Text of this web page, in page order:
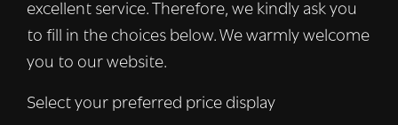
excellent service. Therefore, we kindly ask you
to fill in the choices below. We warmly welcome
you to our website.
Select your preferred price display
met onze advertentie- en analysepartners,
die deze kunnen combineren met andere
informatie die u aan hen heeft verstrekt of
van hun diensten. Lees verder